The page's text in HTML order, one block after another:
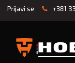
Prijavi se +381